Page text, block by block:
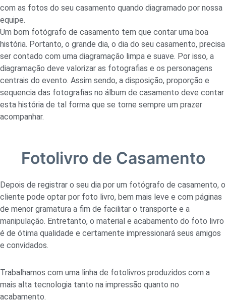
com as fotos do seu casamento quando diagramado por nossa
equipe.
Um bom fotógrafo de casamento tem que contar uma boa
história. Portanto, o grande dia, o dia do seu casamento, precisa
ser contado com uma diagramação limpa e suave. Por isso, a
diagramação deve valorizar as fotografias e os personagens
centrais do evento. Assim sendo, a disposição, proporção e
sequencia das fotografias no álbum de casamento deve contar
esta história de tal forma que se torne sempre um prazer
acompanhar.
Fotolivro de Casamento
Depois de registrar o seu dia por um fotógrafo de casamento, o
cliente pode optar por foto livro, bem mais leve e com páginas
de menor gramatura a fim de facilitar o transporte e a
manipulação. Entretanto, o material e acabamento do foto livro
é de ótima qualidade e certamente impressionará seus amigos
e convidados.
Trabalhamos com uma linha de fotolivros produzidos com a
mais alta tecnologia tanto na impressão quanto no
acabamento.